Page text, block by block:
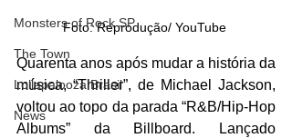
Monsters of Rock SP
The Town
Lollapalooza Brasil
News
Foto: Reprodução/ YouTube
Quarenta anos após mudar a história da
música, “Thriller”, de Michael Jackson,
voltou ao topo da parada “R&B/Hip-Hop
Albums” da Billboard. Lançado